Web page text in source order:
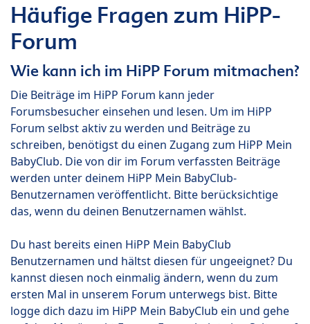
Häufige Fragen zum HiPP-
Forum
Wie kann ich im HiPP Forum mitmachen?
Die Beiträge im HiPP Forum kann jeder
Forumsbesucher einsehen und lesen. Um im HiPP
Forum selbst aktiv zu werden und Beiträge zu
schreiben, benötigst du einen Zugang zum HiPP Mein
BabyClub. Die von dir im Forum verfassten Beiträge
werden unter deinem HiPP Mein BabyClub-
Benutzernamen veröffentlicht. Bitte berücksichtige
das, wenn du deinen Benutzernamen wählst.
Du hast bereits einen HiPP Mein BabyClub
Benutzernamen und hältst diesen für ungeeignet? Du
kannst diesen noch einmalig ändern, wenn du zum
ersten Mal in unserem Forum unterwegs bist. Bitte
logge dich dazu im HiPP Mein BabyClub ein und gehe